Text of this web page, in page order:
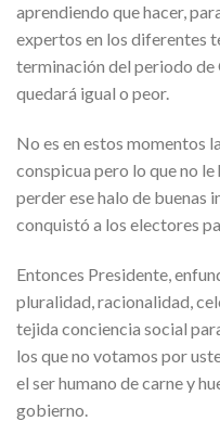
aprendiendo que hacer,
expertos en los diferentes
terminación del periodo
quedará igual o peor.
No es en estos momentos
conspicua pero lo que no
perder ese halo de buenas
conquistó a los electores
Entonces Presidente,
pluralidad, racionalidad,
tejida conciencia social
los que no votamos por
el ser humano de carne y
gobierno.